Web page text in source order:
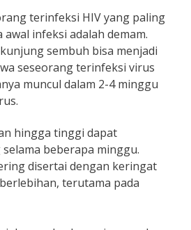
terinfeksi HIV yang paling
infeksi adalah demam.
sembuh bisa menjadi
seseorang terinfeksi virus
muncul dalam 2-4 minggu
hingga tinggi dapat
beberapa minggu.
disertai dengan keringat
terutama pada